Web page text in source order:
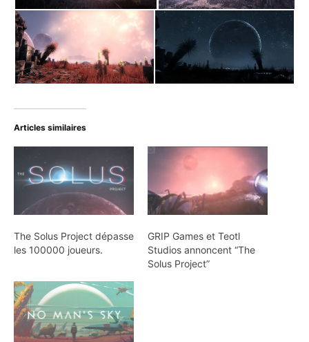
Articles similaires
The Solus Project dépasse
les 100000 joueurs.
GRIP Games et Teotl
Studios annoncent “The
Solus Project”